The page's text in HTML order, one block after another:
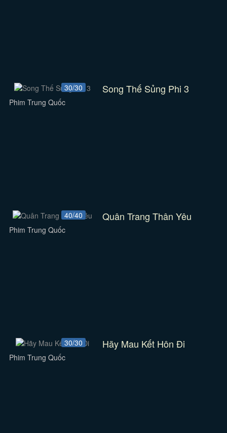
30/30 Song Thế Sủng Phi 3
Phim Trung Quốc
40/40 Quân Trang Thân Yêu
Phim Trung Quốc
30/30 Hãy Mau Kết Hôn Đi
Phim Trung Quốc